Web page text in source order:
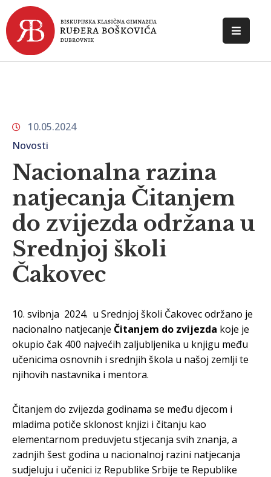
POČETNA
DOKUMENTI
KONTAKT
10.05.2024
Novosti
Nacionalna razina
natjecanja Čitanjem
do zvijezda održana u
Srednjoj školi
Čakovec
10. svibnja 2024. u Srednjoj školi Čakovec održano je
nacionalno natjecanje Čitanjem do zvijezda koje je
okupio čak 400 najvećih zaljubljenika u knjigu među
učenicima osnovnih i srednjih škola u našoj zemlji te
njihovih nastavnika i mentora.
Čitanjem do zvijezda godinama se među djecom i
mladima potiče sklonost knjizi i čitanju kao
elementarnom preduvjetu stjecanja svih znanja, a
zadnjih šest godina u nacionalnoj razini natjecanja
sudjeluju i učenici iz Republike Srbije te Republike